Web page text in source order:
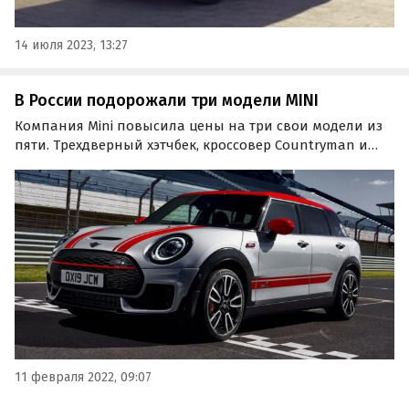
14 июля 2023, 13:27
В России подорожали три модели MINI
Компания Mini повысила цены на три свои модели из
пяти. Трехдверный хэтчбек, кроссовер Countryman и
рублей. Об этом в пятницу, 11 февраля, сообщают
«Автоновости дня».
11 февраля 2022, 09:07